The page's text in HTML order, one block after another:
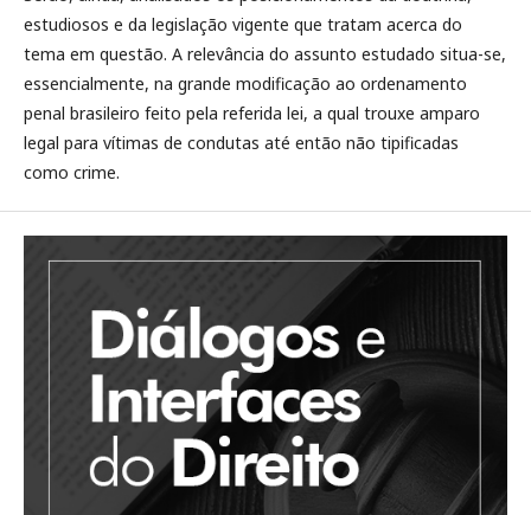
estudiosos e da legislação vigente que tratam acerca do
tema em questão. A relevância do assunto estudado situa-se,
essencialmente, na grande modificação ao ordenamento
penal brasileiro feito pela referida lei, a qual trouxe amparo
legal para vítimas de condutas até então não tipificadas
como crime.